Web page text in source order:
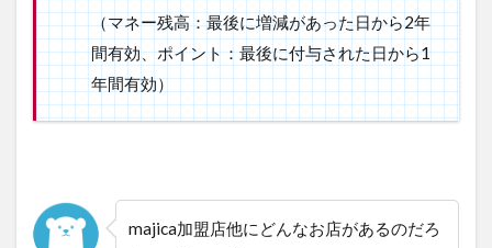
をチ
ャー
ジ
後、
支払
いを
ーテの電
子マネー
（マネー残高：最後に増減があった日から2年
間有効、ポイント：最後に付与された日から1
年間有効）
majica加盟店他にどんなお店があるのだろ